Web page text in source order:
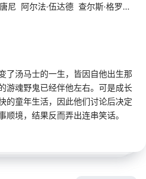
尼 阿尔法·伍达德 查尔斯·格罗丁
汤马士的一生，皆因自他出生那
游魂野鬼已经伴他左右。可是成长
的童年生活，因此他们讨论后决定
顺境，结果反而弄出连串笑话。